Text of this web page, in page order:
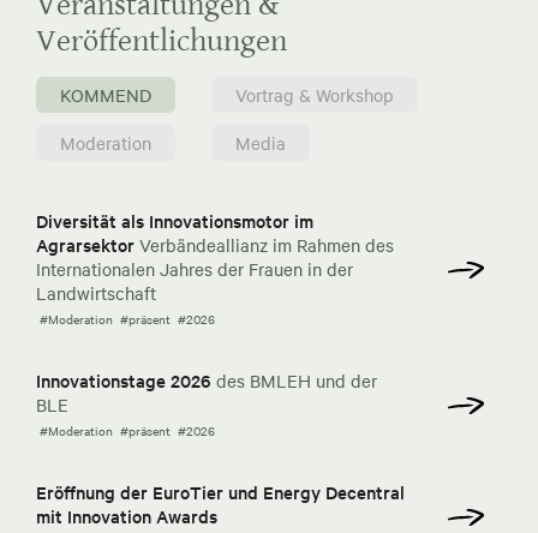
Veröffentlichungen
KOMMEND
Vortrag & Workshop
Moderation
Media
Diversität als Innovationsmotor im
Agrarsektor Verbändeallianz im Rahmen des
Internationalen Jahres der Frauen in der
Landwirtschaft
#Moderation #präsent #2026
Innovationstage 2026 des BMLEH und der
BLE
#Moderation #präsent #2026
Eröffnung der EuroTier und Energy Decentral
mit Innovation Awards